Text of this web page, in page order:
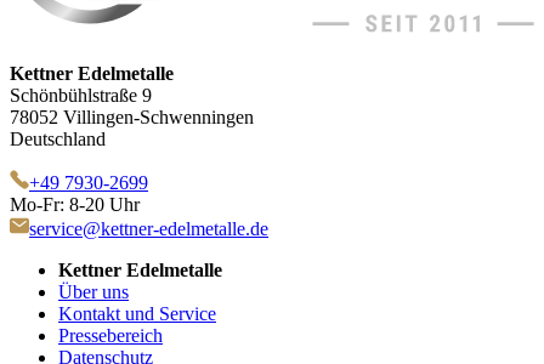
Kettner Edelmetalle
Schönbühlstraße 9
78052 Villingen-Schwenningen
Deutschland
+49 7930-2699
Mo-Fr: 8-20 Uhr
service@kettner-edelmetalle.de
Kettner Edelmetalle
Über uns
Kontakt und Service
Pressebereich
Datenschutz